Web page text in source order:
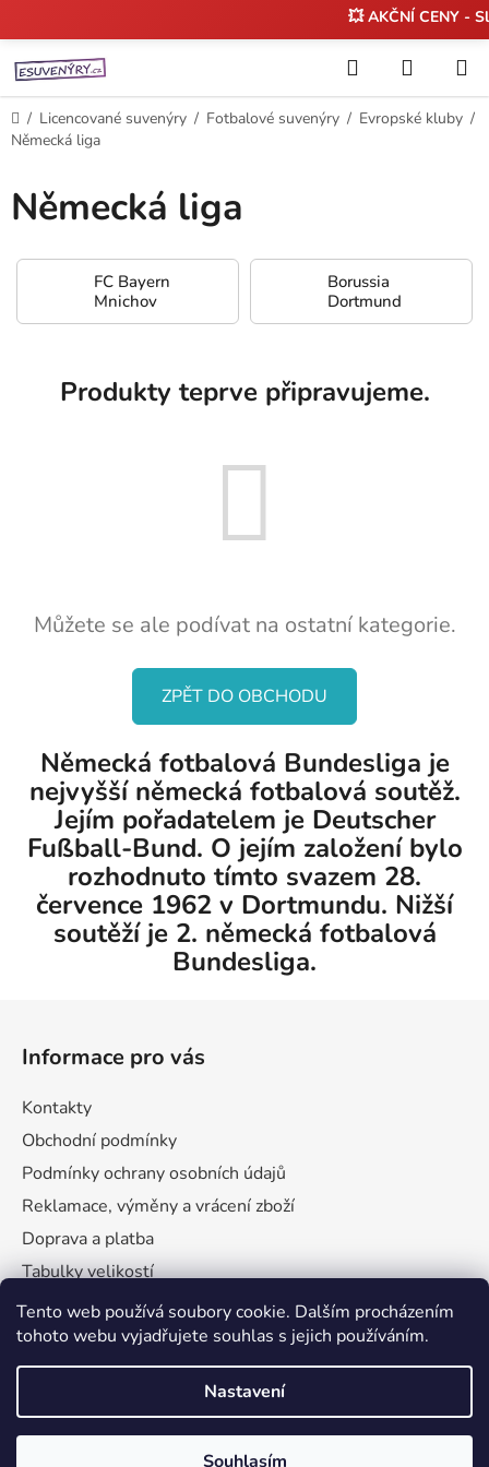
Tento web používá soubory cookie. Dalším procházením
tohoto webu vyjadřujete souhlas s jejich používáním.
Nastavení
Souhlasím
na
obsah
💥 AKČNÍ CENY -
Hledat
KOŠÍK
Domů
/ Licencované suvenýry / Fotbalové suvenýry / Evropské kluby /
Německá liga
Německá liga
FC Bayern
Mnichov
Borussia
Dortmund
Produkty teprve připravujeme.
Můžete se ale podívat na ostatní kategorie.
ZPĚT DO OBCHODU
Německá fotbalová Bundesliga je
nejvyšší německá fotbalová soutěž.
Jejím pořadatelem je Deutscher
Fußball-Bund. O jejím založení bylo
rozhodnuto tímto svazem 28.
července 1962 v Dortmundu. Nižší
soutěží je 2. německá fotbalová
Bundesliga.
Informace pro vás
Kontakty
Obchodní podmínky
Podmínky ochrany osobních údajů
Reklamace, výměny a vrácení zboží
Doprava a platba
Tabulky velikostí